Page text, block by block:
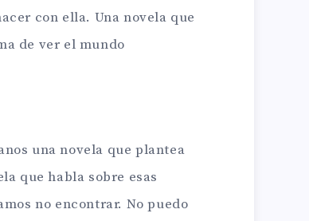
con ella. Una novela que
de ver el mundo
una novela que plantea
que habla sobre esas
no encontrar. No puedo